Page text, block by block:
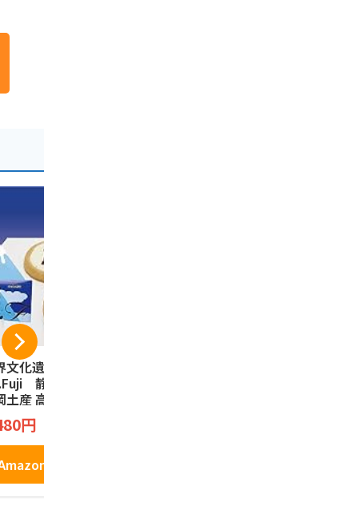
文化遺産 3776
静岡限定
土産 高速道路限
士山タルトク
ー Fujisan Tart
Chocopen t
富士山 チョコ
タルト 焼菓
個
円
で見る